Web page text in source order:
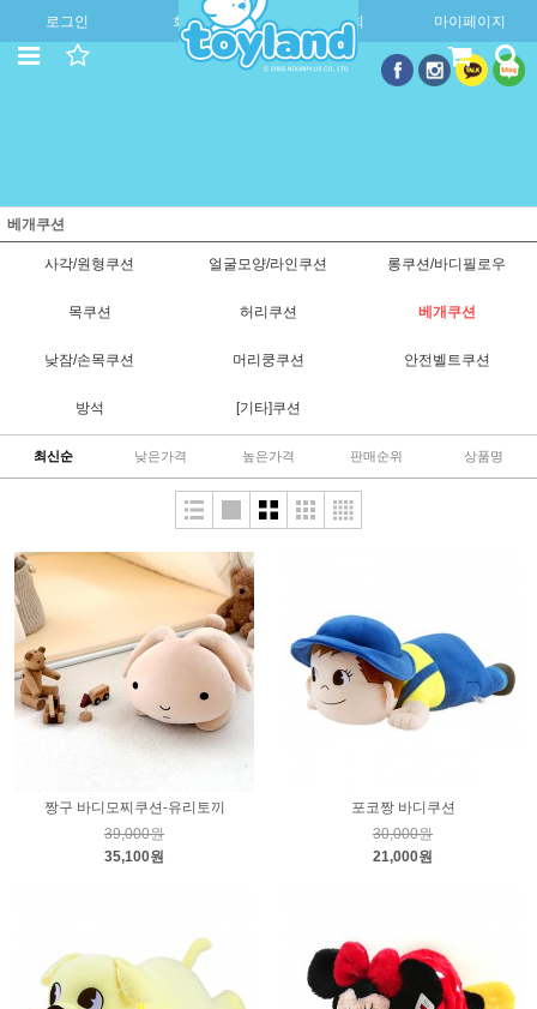
로그인 회원가입 주문조회 마이페이지
베개쿠션
사각/원형쿠션 얼굴모양/라인쿠션 롱쿠션/바디필로우
목쿠션 허리쿠션 베개쿠션
낮잠/손목쿠션 머리쿵쿠션 안전벨트쿠션
방석 [기타]쿠션
최신순 낮은가격 높은가격 판매순위 상품명
짱구 바디모찌쿠션-유리토끼
39,000원
35,100원
포코짱 바디쿠션
30,000원
21,000원